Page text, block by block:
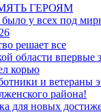
ГЕРОЯМ
было у всех под
решает все
области впервые
корью
и ветераны
района!
для новых